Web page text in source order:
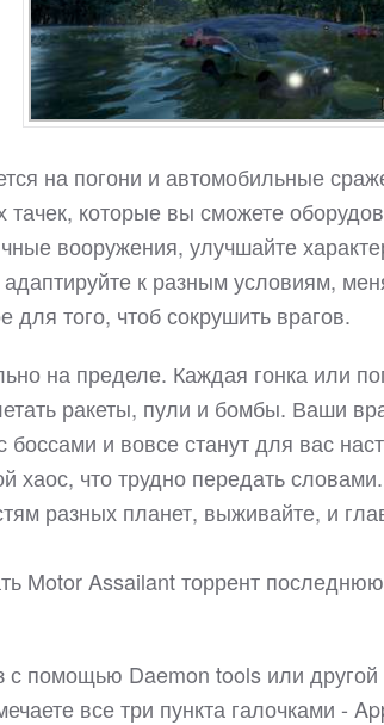
на погони и автомобильные
которые вы сможете
вооружения, улучшайте
к разным условиям,
для того, чтоб сокрушить врагов.
на пределе. Каждая гонка или
ракеты, пули и бомбы. Ваши
и вовсе станут для вас
хаос, что трудно передать
разных планет, выживайте, и
Motor Assailant торрент
с помощью Daemon tools или
все три пункта галочками -